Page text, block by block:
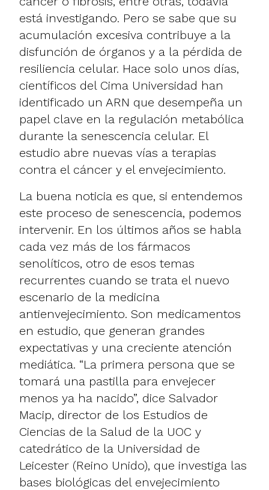
está investigando. Pero se sabe que su
acumulación excesiva contribuye a la
disfunción de órganos y a la pérdida de
resiliencia celular. Hace solo unos días,
científicos del Cima Universidad han
identificado un ARN que desempeña un
papel clave en la regulación metabólica
durante la senescencia celular. El
estudio abre nuevas vías a terapias
contra el cáncer y el envejecimiento.
La buena noticia es que, si entendemos
este proceso de senescencia, podemos
intervenir. En los últimos años se habla
cada vez más de los fármacos
senolíticos, otro de esos temas
recurrentes cuando se trata el nuevo
escenario de la medicina
antienvejecimiento. Son medicamentos
en estudio, que generan grandes
expectativas y una creciente atención
mediática. “La primera persona que se
tomará una pastilla para envejecer
menos ya ha nacido”, dice Salvador
Macip, director de los Estudios de
Ciencias de la Salud de la UOC y
catedrático de la Universidad de
Leicester (Reino Unido), que investiga las
bases biológicas del envejecimiento